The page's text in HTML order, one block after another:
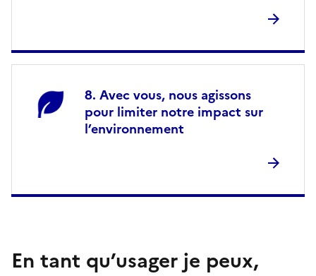
Avec vous, nous agissons
pour limiter notre impact sur
l’environnement
En tant qu’usager je peux,